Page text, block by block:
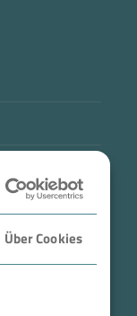
Über Cookies